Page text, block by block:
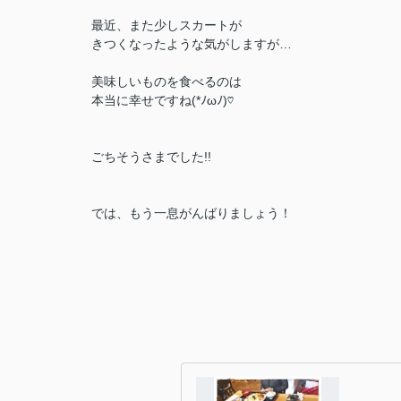
最近、また少しスカートが
きつくなったような気がしますが…
美味しいものを食べるのは
本当に幸せですね(*ﾉωﾉ)♡
ごちそうさまでした!!
では、もう一息がんばりましょう！